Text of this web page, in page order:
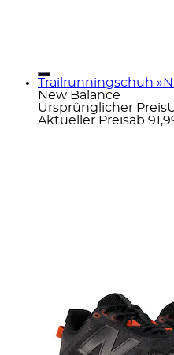
Trailrunningschuh
New Balance
Ursprünglicher Preis
Aktueller Preisab